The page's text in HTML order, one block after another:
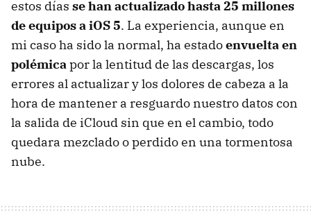
estos días se han actualizado hasta 25 millones
de equipos a iOS 5. La experiencia, aunque en
mi caso ha sido la normal, ha estadoenvuelta en
polémicapor la lentitud de las descargas, los
errores al actualizar y los dolores de cabeza a la
hora de mantener a resguardo nuestro datos con
la salida de iCloud sin que en el cambio, todo
quedara mezclado o perdido en una tormentosa
nube.